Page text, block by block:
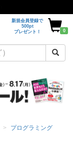
新規会員登録で
500pt
プレゼント！
0
プログラミング